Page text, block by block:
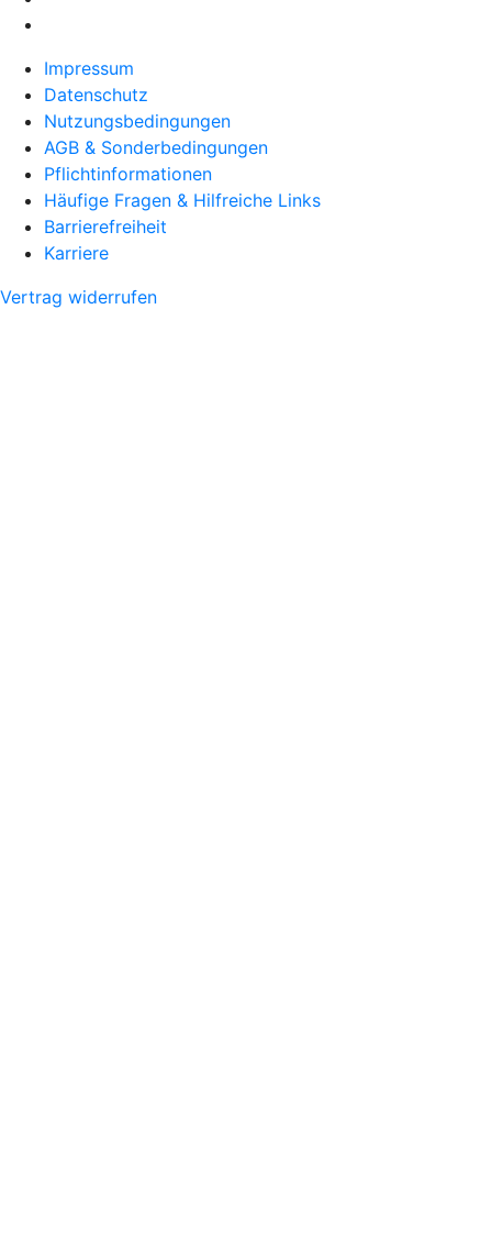
Impressum
Datenschutz
Nutzungsbedingungen
AGB & Sonderbedingungen
Pflichtinformationen
Häufige Fragen & Hilfreiche Links
Barrierefreiheit
Karriere
Vertrag widerrufen